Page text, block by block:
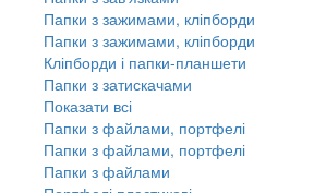
Папки з зажимами, кліпборди
Папки з зажимами, кліпборди
Кліпборди і папки-планшети
Папки з затискачами
Показати всі
Папки з файлами, портфелі
Папки з файлами, портфелі
Папки з файлами